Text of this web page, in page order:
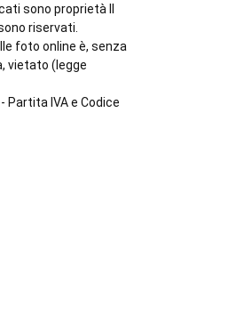
sono proprietà Il
riservati.
foto online è, senza
vietato (legge
Partita IVA e Codice